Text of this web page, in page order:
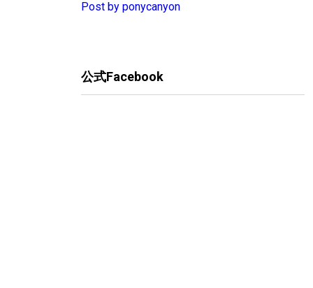
Post by ponycanyon
公式Facebook